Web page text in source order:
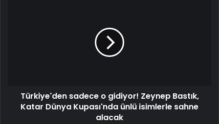
Türkiye'den sadece o gidiyor! Zeynep Bastık,
Katar Dünya Kupası'nda ünlü isimlerle sahne
alacak